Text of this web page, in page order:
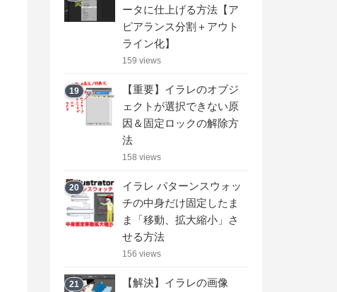
ータに仕上げる方法【ア
ピアランス分割＋アウト
ライン化】
159 views
19
【重要】イラレのオブジ
ェクトが選択できない原
因＆固定ロックの解除方
法
158 views
20
イラレ パターンスウォッ
チの中身だけ固定したま
ま「移動、拡大縮小」さ
せる方法
156 views
21
【解決】イラレの画像